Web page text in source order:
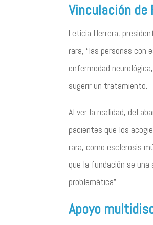
Vinculación de
Leticia Herrera,
rara, “las personas con
enfermedad
sugerir un tratamiento.
Al ver la realidad, del
pacientes que los
rara, como esclerosis
que la fundación se
problemática”.
Apoyo